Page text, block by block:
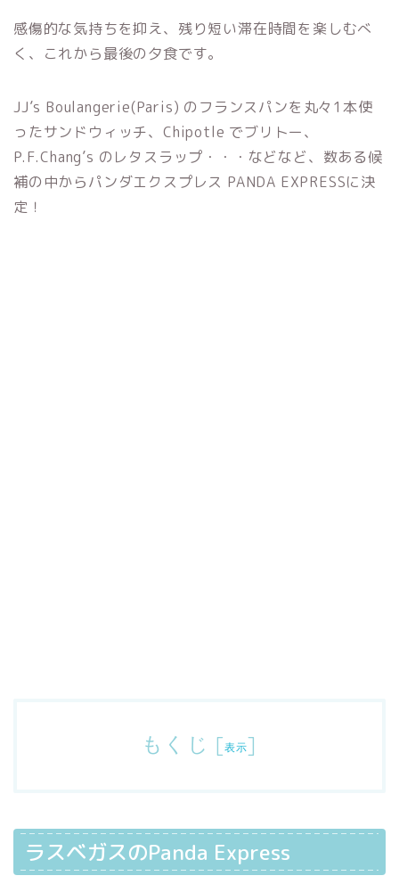
感傷的な気持ちを抑え、残り短い滞在時間を楽しむべ
く、これから最後の夕食です。
JJ’s Boulangerie(Paris) のフランスパンを丸々1本使
ったサンドウィッチ、Chipotle でブリトー、
P.F.Chang’s のレタスラップ・・・などなど、数ある候
補の中からパンダエクスプレス PANDA EXPRESSに決
定！
もくじ [表示]
ラスベガスのPanda Express